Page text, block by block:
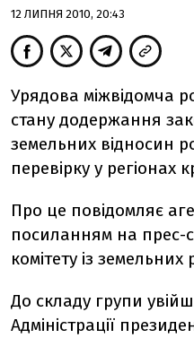
12 ЛИПНЯ 2010, 20:43
Урядова міжвідомча
стану додержання
земельних відносин
перевірку у регіонах
Про це повідомляє
посиланням на прес-
комітету із земельних
До складу групи
Адміністрації